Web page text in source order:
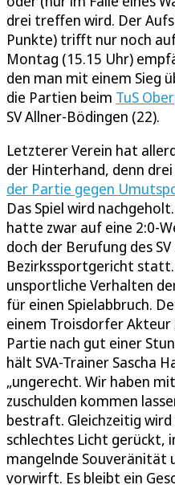
drei treffen wird. Der
Punkte) trifft nur noch
Montag (15.15 Uhr)
den man mit einem Sieg
die Partien beim TuS
SV Allner-Bödingen (22).
Letzterer Verein hat
der Hinterhand, denn
der Partie gegen
Das Spiel wird
hatte zwar auf eine 2:0-
doch der Berufung des
Bezirkssportgericht
unsportliche Verhalten
für einen Spielabbruch.
einem Troisdorfer
Partie nach gut einer
hält SVA-Trainer Sascha
„ungerecht. Wir haben
zuschulden kommen
bestraft. Gleichzeitig
schlechtes Licht gerückt,
mangelnde Souveränität
vorwirft. Es bleibt ein